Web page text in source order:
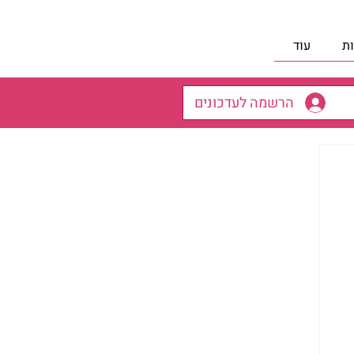
עוד
הרשמה לעדכונים